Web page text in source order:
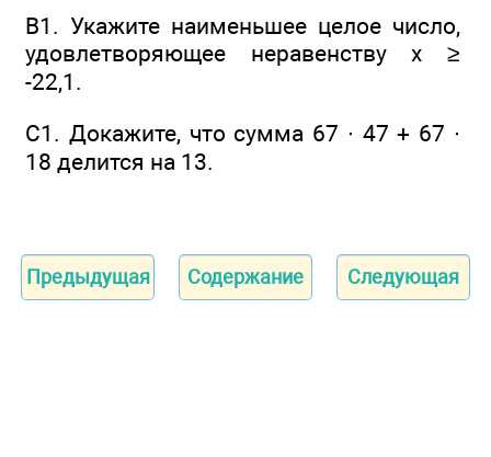
В1. Укажите наименьшее целое число,
удовлетворяющее неравенству x ≥
-22,1.
С1. Докажите, что сумма 67 ∙ 47 + 67 ∙
18 делится на 13.
Предыдущая Содержание Следующая